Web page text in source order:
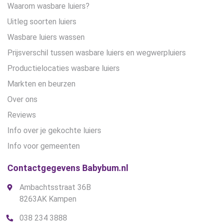
Waarom wasbare luiers?
Uitleg soorten luiers
Wasbare luiers wassen
Prijsverschil tussen wasbare luiers en wegwerpluiers
Productielocaties wasbare luiers
Markten en beurzen
Over ons
Reviews
Info over je gekochte luiers
Info voor gemeenten
Contactgegevens Babybum.nl
Ambachtsstraat 36B
8263AK Kampen
038 234 3888